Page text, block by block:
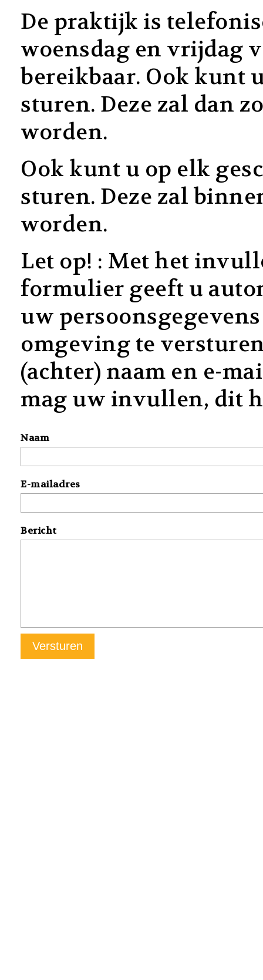
De praktijk is
woensdag en vrijdag
bereikbaar. Ook kunt
sturen. Deze zal dan
worden.
Ook kunt u op elk
sturen. Deze zal
worden.
Let op! : Met het
formulier geeft u
uw
omgeving te
(achter) naam en e-
mag uw invullen, dit
Naam
E-mailadres
Bericht
Versturen